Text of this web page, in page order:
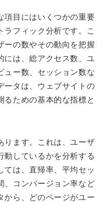
項目にはいくつかの重要
ラフィック分析です。こ
ーの数やその動向を把握
には、総アクセス数、ユ
ュー数、セッション数な
ータは、ウェブサイトの
るための基本的な指標と
ります。これは、ユーザ
動しているかを分析する
ては、直帰率、平均セッ
、コンバージョン率など
から、どのページがユー